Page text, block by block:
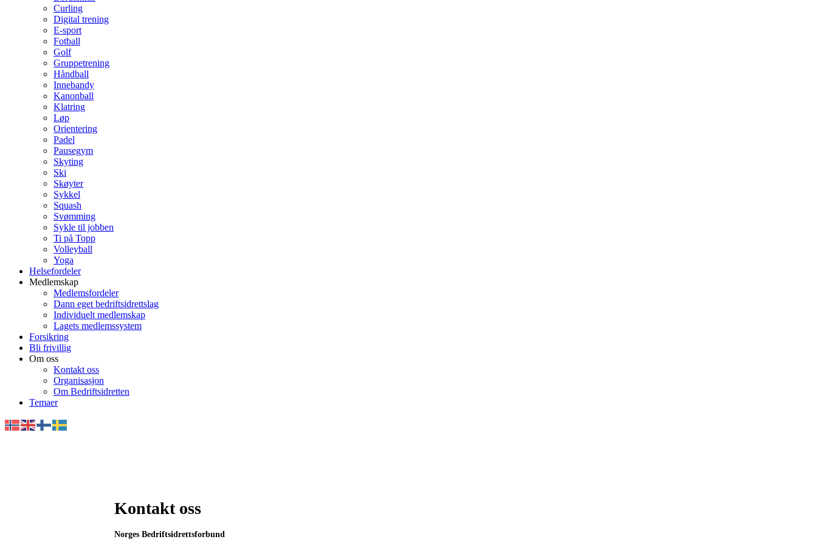
Curling
Digital trening
E-sport
Fotball
Golf
Gruppetrening
Håndball
Innebandy
Kanonball
Klatring
Løp
Orientering
Padel
Pausegym
Skyting
Ski
Skøyter
Sykkel
Squash
Svømming
Sykle til jobben
Ti på Topp
Volleyball
Yoga
Helsefordeler
Medlemskap
Medlemsfordeler
Dann eget bedriftsidrettslag
Individuelt medlemskap
Lagets medlemssystem
Forsikring
Bli frivillig
Om oss
Kontakt oss
Organisasjon
Om Bedriftsidretten
Temaer
Kontakt oss
Norges Bedriftsidrettsforbund